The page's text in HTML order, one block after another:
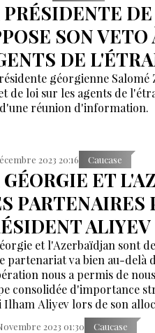
SON
DE
géorgienne Salomé
de loi sur les agents de
réunion d'information.
2023 20:16 Caucase
ET
PARTENAIRES
ALIYEV
et l'Azerbaïdjan sont
partenariat va bien au-delà
nous a permis de
consolidée d'importance
Ilham Aliyev lors de son
à la maison après 30 ans.
2023 01:30 Caucase